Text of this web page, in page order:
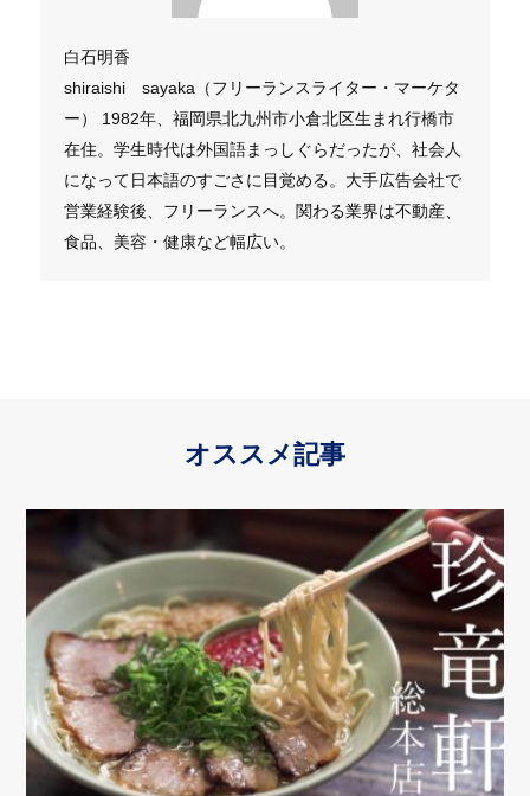
白石明香
shiraishi sayaka（フリーランスライター・マーケタ
ー） 1982年、福岡県北九州市小倉北区生まれ行橋市
在住。学生時代は外国語まっしぐらだったが、社会人
になって日本語のすごさに目覚める。大手広告会社で
営業経験後、フリーランスへ。関わる業界は不動産、
食品、美容・健康など幅広い。
オススメ記事